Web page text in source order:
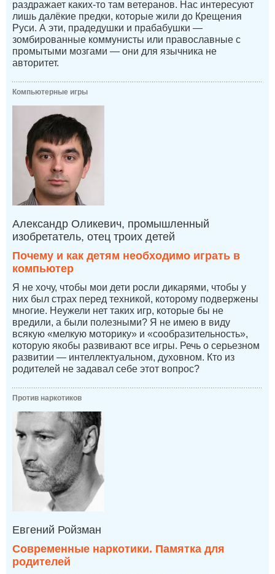
раздражает каких-то там ветеранов. Нас интересуют
лишь далёкие предки, которые жили до Крещения
Руси. А эти, прадедушки и прабабушки —
зомбированные коммунисты или православные с
промытыми мозгами — они для язычника не
авторитет.
Компьютерные игры
Александр Оликевич, промышленный
изобретатель, отец троих детей
Почему и как детям необходимо играть в
компьютер
Я не хочу, чтобы мои дети росли дикарями, чтобы у
них был страх перед техникой, которому подвержены
многие. Неужели нет таких игр, которые бы не
вредили, а были полезными? Я не имею в виду
всякую «мелкую моторику» и «сообразительность»,
которую якобы развивают все игры. Речь о серьезном
развитии — интеллектуальном, духовном. Кто из
родителей не задавал себе этот вопрос?
Против наркотиков
Евгений Ройзман
Современные наркотики. Памятка для
родителей